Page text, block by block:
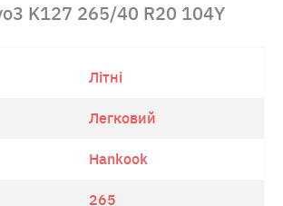
K127 265/40 R20 104Y
Літні
Легковий
Hankook
265